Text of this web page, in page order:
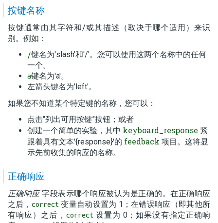
按键名称
按键通常由其字符和/或其描述（取决于哪个适用）来识
别。例如：
/键名为'slash'和'/'。您可以使用这两个名称中的任何
一个。
a键名为'a'。
左箭头键名为'left'。
如果您不知道某个特定键的名称，您可以：
点击“列出可用按键”按钮；或者
创建一个简单的实验，其中 keyboard_response 紧
跟着具有文本'{response}'的 feedback 项目。这将显
示先前收集的响应的名称。
正确响应
正确响应字段表示哪个响应被认为是正确的。在正确响应
之后， correct 变量自动设置为 1；在错误响应（即其他所
有响应）之后， correct 设置为 0；如果没有指定正确响